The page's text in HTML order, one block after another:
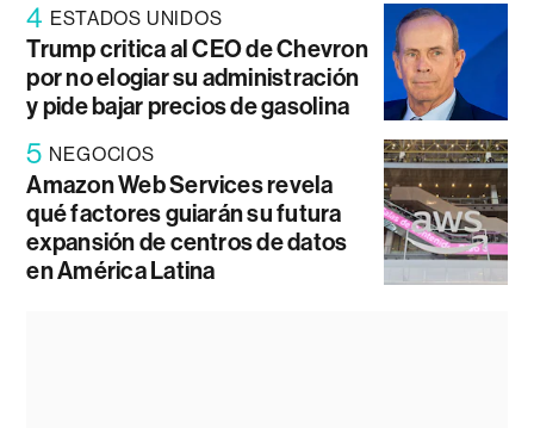
4 ESTADOS UNIDOS
Trump critica al CEO de Chevron
por no elogiar su administración
y pide bajar precios de gasolina
5 NEGOCIOS
Amazon Web Services revela
qué factores guiarán su futura
expansión de centros de datos
en América Latina